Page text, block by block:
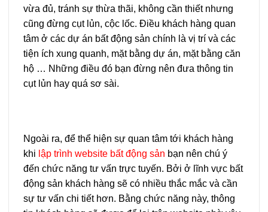
vừa đủ, tránh sự thừa thãi, không cần thiết nhưng
cũng đừng cụt lủn, cộc lốc. Điều khách hàng quan
tâm ở các dự án bất động sản chính là vị trí và các
tiện ích xung quanh, mặt bằng dự án, mặt bằng căn
hộ … Những điều đó bạn đừng nên đưa thông tin
cụt lủn hay quá sơ sài.
Ngoài ra, để thể hiện sự quan tâm tới khách hàng
khi lập trình website bất động sản bạn nên chú ý
đến chức năng tư vấn trực tuyến. Bởi ở lĩnh vực bất
động sản khách hàng sẽ có nhiều thắc mắc và cần
sự tư vấn chi tiết hơn. Bằng chức năng này, thông